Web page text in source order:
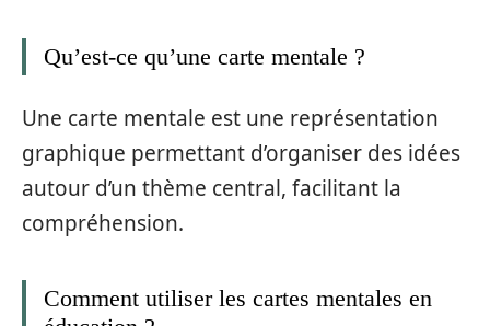
Qu’est-ce qu’une carte mentale ?
Une carte mentale est une représentation
graphique permettant d’organiser des idées
autour d’un thème central, facilitant la
compréhension.
Comment utiliser les cartes mentales en